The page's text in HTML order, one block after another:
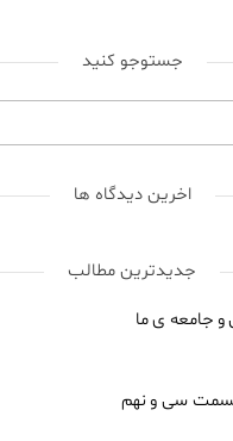
جستوجو کنید
اخرین دیدگاه ها
جدیدترین مطالب
جامعه ی ما
سی و نهم